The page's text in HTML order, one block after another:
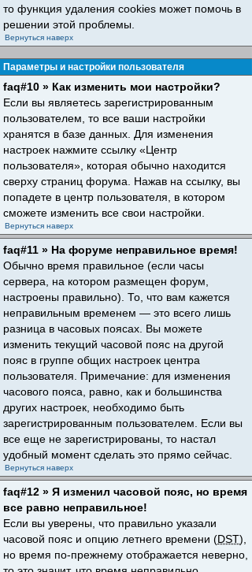
то функция удаления cookies может помочь в
решении этой проблемы.
Вернуться наверх
Параметры и настройки пользователя
faq#10 » Как изменить мои настройки?
Если вы являетесь зарегистрированным
пользователем, то все ваши настройки
хранятся в базе данных. Для изменения
настроек нажмите ссылку «Центр
пользователя», которая обычно находится
сверху страниц форума. Нажав на ссылку, вы
попадете в центр пользователя, в котором
сможете изменить все свои настройки.
Вернуться наверх
faq#11 » На форуме неправильное время!
Обычно время правильное (если часы
сервера, на котором размещен форум,
настроены правильно). То, что вам кажется
неправильным временем — это всего лишь
разница в часовых поясах. Вы можете
изменить текущий часовой пояс на другой
пояс в группе общих настроек центра
пользователя. Примечание: для изменения
часового пояса, равно, как и большинства
других настроек, необходимо быть
зарегистрированным пользователем. Если вы
все еще не зарегистрированы, то настал
удобный момент сделать это прямо сейчас.
Вернуться наверх
faq#12 » Я изменил часовой пояс, но время
все равно неправильное!
Если вы уверены, что правильно указали
часовой пояс и опцию летнего времени (DST),
но время по-прежнему отображается неверно,